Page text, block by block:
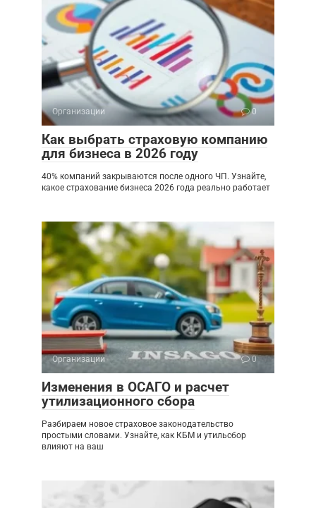
Организации 0
Как выбрать страховую компанию
для бизнеса в 2026 году
40% компаний закрываются после одного ЧП. Узнайте,
какое страхование бизнеса 2026 года реально работает
Организации 0
Изменения в ОСАГО и расчет
утилизационного сбора
Разбираем новое страховое законодательство
простыми словами. Узнайте, как КБМ и утильсбор
влияют на ваш